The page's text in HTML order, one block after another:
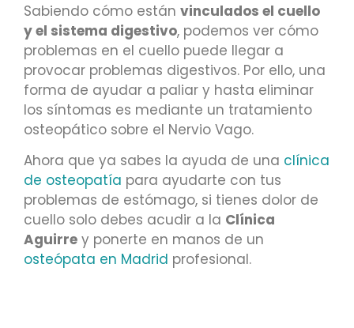
Sabiendo cómo están vinculados el cuello
y el sistema digestivo, podemos ver cómo
problemas en el cuello puede llegar a
provocar problemas digestivos. Por ello, una
forma de ayudar a paliar y hasta eliminar
los síntomas es mediante un tratamiento
osteopático sobre el Nervio Vago.
Ahora que ya sabes la ayuda de una clínica
de osteopatía para ayudarte con tus
problemas de estómago, si tienes dolor de
cuello solo debes acudir a la Clínica
Aguirre y ponerte en manos de un
osteópata en Madrid profesional.